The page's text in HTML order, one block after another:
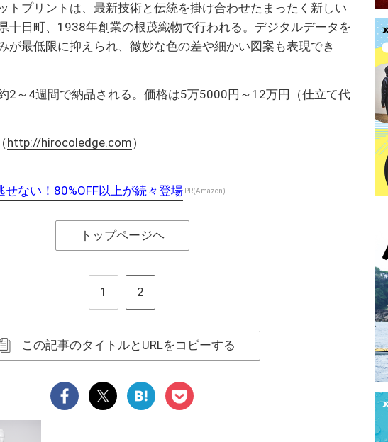
トプリントは、最新技術と伝統を掛け合わせたまったく新しい
十日町、1938年創業の根茂織物で行われる。デジタルデータを
が最低限に抑えられ、微妙な色の差や細かい図案も表現でき
2～4週間で納品される。価格は5万5000円～12万円（仕立て代
http://hirocoledge.com）
ない！80%OFF以上が続々登場 PR(Amazon)
トップページヘ
1 2
この記事のタイトルとURLをコピーする